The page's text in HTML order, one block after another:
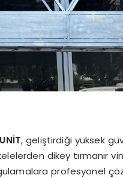
, geliştirdiği yüksek
dikey tırmanır
profesyonel